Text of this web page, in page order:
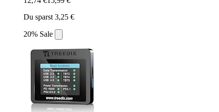
Du sparst 3,25 €
20% Sale